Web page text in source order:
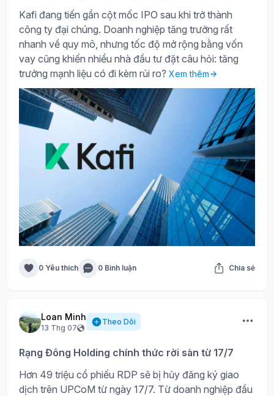
Kafi đang tiến gần cột mốc IPO sau khi trở thành
công ty đại chúng. Doanh nghiệp tăng trưởng rất
nhanh về quy mô, nhưng tốc độ mở rộng bằng vốn
vay cũng khiến nhiều nhà đầu tư đặt câu hỏi: tăng
trưởng mạnh liệu có đi kèm rủi ro? Xem thêm
0 Yêu thích 0 Bình luận Chia sẻ
Loan Minh
13 Thg 07
Theo Dõi
Rạng Đông Holding chính thức rời sàn từ 17/7
Hơn 49 triệu cổ phiếu RDP sẽ bị hủy đăng ký giao
dịch trên UPCoM từ ngày 17/7. Từ doanh nghiệp đầu